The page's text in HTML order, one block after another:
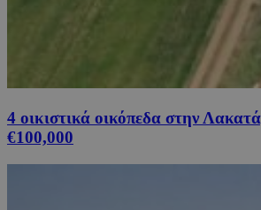
4 οικιστικά οικόπεδα στην
€100,000